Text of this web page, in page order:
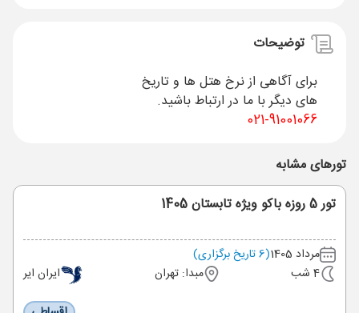
توضیحات
برای آگاهی از نرخ هتل ها و تاریخ
های دیگر با ما در ارتباط باشید.
91001066-021
تورهای مشابه
تور 5 روزه باکو ویژه تابستان 1405
مرداد 1405
(6 تاریخ برگزاری)
4 شب
مبدا: تهران
ایران ایر